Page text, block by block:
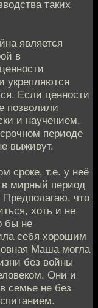
таких
является
в
укрепляются
Если ценности
позволили
и научением,
периоде
выживут.
сроке, т.е. у неё
в мирный период
Предполагаю, что
хоть и не
бы не
себя хорошим
Маша могла
без войны
Они и
семье не без